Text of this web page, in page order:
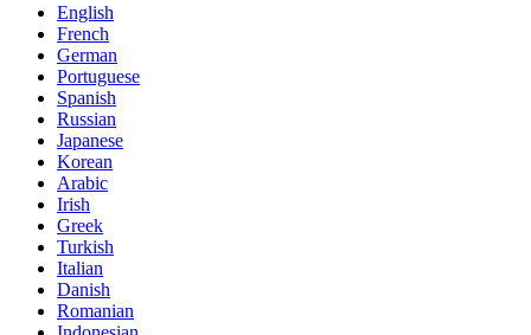
English
French
German
Portuguese
Spanish
Russian
Japanese
Korean
Arabic
Irish
Greek
Turkish
Italian
Danish
Romanian